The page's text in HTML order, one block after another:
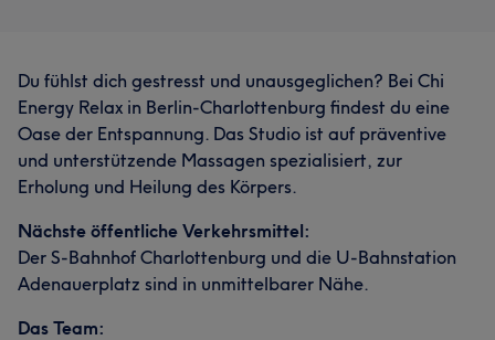
Du fühlst dich gestresst und unausgeglichen? Bei Chi
Energy Relax in Berlin-Charlottenburg findest du eine
Oase der Entspannung. Das Studio ist auf präventive
und unterstützende Massagen spezialisiert, zur
Erholung und Heilung des Körpers.
Nächste öffentliche Verkehrsmittel:
Der S-Bahnhof Charlottenburg und die U-Bahnstation
Adenauerplatz sind in unmittelbarer Nähe.
Das Team: